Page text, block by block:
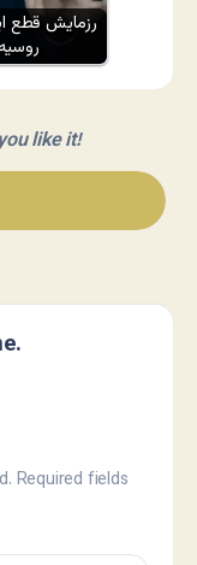
رزمایش قطع
like it!
Required fields